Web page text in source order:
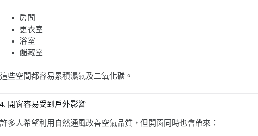
房間
更衣室
浴室
儲藏室
這些空間都容易累積濕氣及二氧化碳。
4. 開窗容易受到戶外影響
許多人希望利用自然通風改善空氣品質，但開窗同時也會帶來：